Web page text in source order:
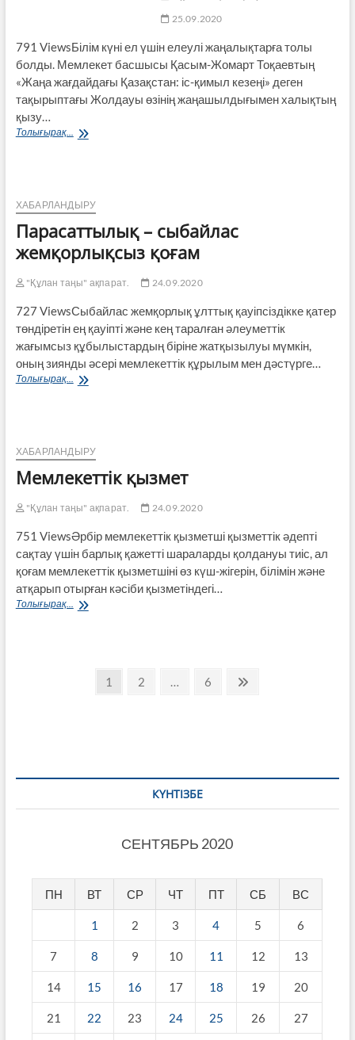
25.09.2020
791 ViewsБілім күні ел үшін елеулі жаңалықтарға толы
болды. Мемлекет басшысы Қасым-Жомарт Тоқаевтың
«Жаңа жағдайдағы Қазақстан: іс-қимыл кезеңі» деген
тақырыптағы Жолдауы өзінің жаңашылдығымен халықтың
қызу…
Толығырақ...
Жолдау
ХАБАРЛАНДЫРУ
Парасаттылық – сыбайлас
жемқорлықсыз қоғам
"Құлан таңы" ақпарат. 24.09.2020
727 ViewsСыбайлас жемқорлық ұлттық қауіпсіздікке қатер
төндіретін ең қауіпті және кең таралған әлеуметтік
жағымсыз құбылыстардың біріне жатқызылуы мүмкін,
оның зиянды әсері мемлекеттік құрылым мен дәстүрге…
Толығырақ...
Парасаттылық
ХАБАРЛАНДЫРУ
Мемлекеттік қызмет
"Құлан таңы" ақпарат. 24.09.2020
751 ViewsӘрбір мемлекеттік қызметші қызметтік әдепті
сақтау үшін барлық қажетті шараларды қолдануы тиіс, ал
қоғам мемлекеттік қызметшіні өз күш-жігерін, білімін және
атқарып отырған кәсіби қызметіндегі…
Толығырақ...
Мемлекеттік
ПагинацияPage
1 Page
2 Page
6
КҮНТІЗБЕ
СЕНТЯБРЬ 2020
ПН ВТ СР ЧТ ПТ СБ ВС
1 2 3 4 5 6
7 8 9 10 11 12 13
14 15 16 17 18 19 20
21 22 23 24 25 26 27